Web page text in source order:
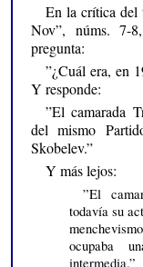
En la crítica del
Nov”, núms. 7-
pregunta:
”¿Cuál era, en
Y responde:
”El camarada
del mismo
Skobelev.”
Y más lejos:
”El
todavía su
ocupaba
intermedia.”